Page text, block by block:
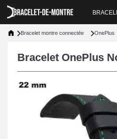
Bracelet montre connectée OnePlus
Bracelet OnePlus